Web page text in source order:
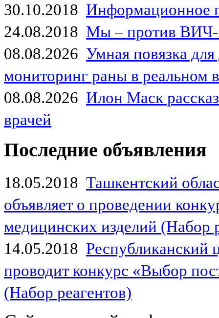
30.10.2018 Информационное
24.08.2018 Мы – против
08.08.2026 Умная повязка
мониторинг раны в реальном
08.08.2026 Илон Маск
врачей
Последние объявления
18.05.2018 Ташкентский
объявляет о проведении
медицинских изделий (Набор
14.05.2018
проводит конкурс «Выбор
(Набор реагентов)